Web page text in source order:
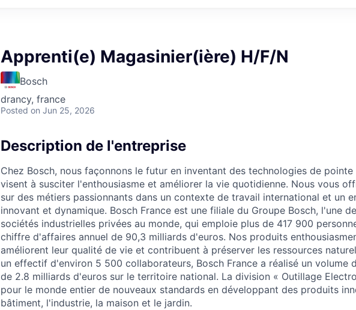
Apprenti(e) Magasinier(ière) H/F/N
Bosch
drancy, france
Posted on Jun 25, 2026
Description de l'entreprise
Chez Bosch, nous façonnons le futur en inventant des technologies de
visent à susciter l'enthousiasme et améliorer la vie quotidienne. Nous vous
sur des métiers passionnants dans un contexte de travail international et un
innovant et dynamique. Bosch France est une filiale du Groupe Bosch, l'une
sociétés industrielles privées au monde, qui emploie plus de 417 900
chiffre d'affaires annuel de 90,3 milliards d'euros. Nos produits
améliorent leur qualité de vie et contribuent à préserver les ressources
un effectif d'environ 5 500 collaborateurs, Bosch France a réalisé un volume
de 2.8 milliards d'euros sur le territoire national. La division « Outillage
pour le monde entier de nouveaux standards en développant des produits
bâtiment, l'industrie, la maison et le jardin.